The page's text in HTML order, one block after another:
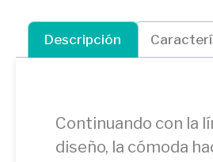
Descripción
Continuando con la
diseño, la cómoda